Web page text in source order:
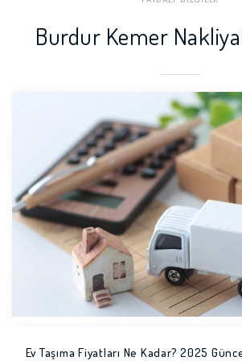
Burdur Kemer
Ev Taşıma Fiyatları Ne Kadar? 2025